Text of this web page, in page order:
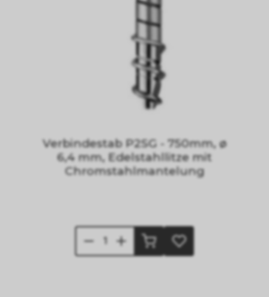
Verbindestab P2SG - 750mm, ø
6,4 mm, Edelstahllitze mit
Chromstahlmantelung